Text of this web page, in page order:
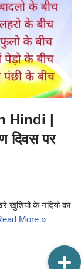
Hindi |
दिवस पर
खुशियो के नदियो का
More »